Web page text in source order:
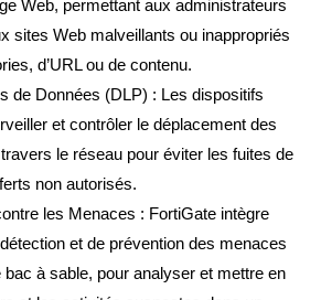
Web, permettant aux administrateurs
sites Web malveillants ou inappropriés
d’URL ou de contenu.
de Données (DLP) : Les dispositifs
et contrôler le déplacement des
le réseau pour éviter les fuites de
non autorisés.
les Menaces : FortiGate intègre
et de prévention des menaces
à sable, pour analyser et mettre en